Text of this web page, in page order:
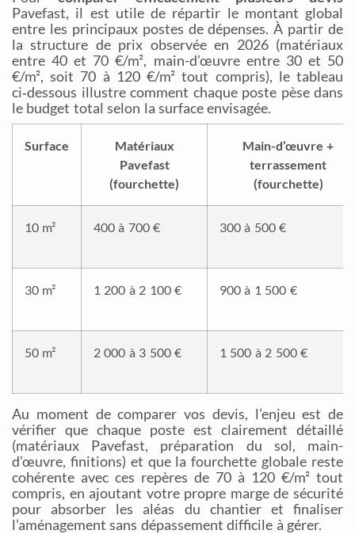
Pavefast, il est utile de répartir le montant global
entre les principaux postes de dépenses. À partir de
la structure de prix observée en 2026 (matériaux
entre 40 et 70 €/m², main-d’œuvre entre 30 et 50
€/m², soit 70 à 120 €/m² tout compris), le tableau
ci‑dessous illustre comment chaque poste pèse dans
le budget total selon la surface envisagée.
Surface
Matériaux
Pavefast
(fourchette)
Main-d’œuvre +
terrassement
(fourchette)
10 m² 400 à 700 € 300 à 500 €
30 m² 1 200 à 2 100 € 900 à 1 500 €
50 m² 2 000 à 3 500 € 1 500 à 2 500 €
Au moment de comparer vos devis, l’enjeu est de
vérifier que chaque poste est clairement détaillé
(matériaux Pavefast, préparation du sol, main-
d’œuvre, finitions) et que la fourchette globale reste
cohérente avec ces repères de 70 à 120 €/m² tout
compris, en ajoutant votre propre marge de sécurité
pour absorber les aléas du chantier et finaliser
l’aménagement sans dépassement difficile à gérer.